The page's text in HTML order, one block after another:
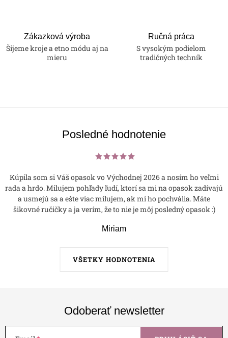
Zákazková výroba
Šijeme kroje a etno módu aj na
mieru
Ručná práca
S vysokým podielom
tradičných techník
Posledné hodnotenie
VŠETKY HODNOTENIA
Kúpila som si Váš opasok vo Východnej 2026 a nosím ho veľmi
rada a hrdo. Milujem pohľady ľudí, ktorí sa mi na opasok zadívajú
a usmejú sa a ešte viac milujem, ak mi ho pochvália. Máte
šikovné ručičky a ja verím, že to nie je môj posledný opasok :)
Miriam
Odoberať newsletter